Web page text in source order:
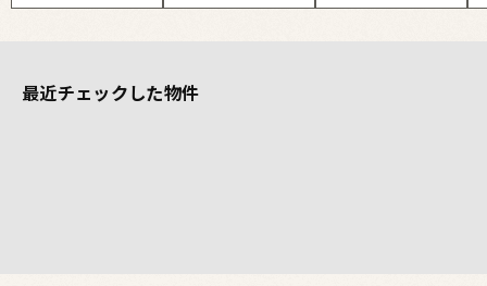
最近チェックした物件